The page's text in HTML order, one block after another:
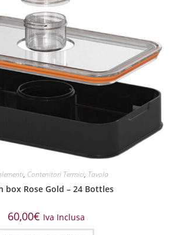
, Contenitori Termici, Tavola
box Rose Gold – 24 Bottles
60,00€ Iva Inclusa